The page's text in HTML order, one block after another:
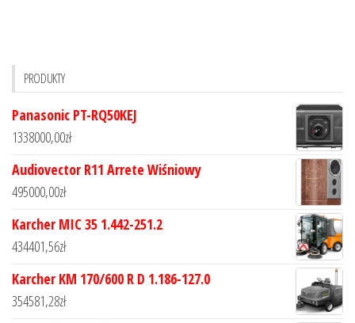
PRODUKTY
Panasonic PT-RQ50KEJ
1338000,00zł
Audiovector R11 Arrete Wiśniowy
495000,00zł
Karcher MIC 35 1.442-251.2
434401,56zł
Karcher KM 170/600 R D 1.186-127.0
354581,28zł